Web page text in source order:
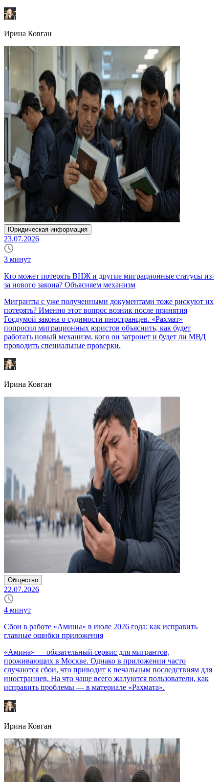
Ирина Ковган
Юридическая информация
23.07.2026
3 минут
Кто может потерять ВНЖ и другие миграционные статусы из-
за нового закона? Объясняем механизм
Мигранты с уже полученными документами тоже рискуют их
потерять? Именно этот вопрос возник после принятия
Госдумой закона о судимости иностранцев. «Рахмат»
попросил миграционных юристов объяснить, как будет
работать новый механизм, кого он затронет и будет ли МВД
проводить специальные проверки.
Ирина Ковган
Общество
22.07.2026
4 минут
Сбои в работе «Амины» в июле 2026 года: как исправить
главные ошибки приложения
«Амина» — обязательный сервис для мигрантов,
проживающих в Москве. Однако в приложении часто
случаются сбои, что приводит к печальным последствиям для
иностранцев. На что чаще всего жалуются пользователи, как
исправить проблемы — в материале «Рахмата».
Ирина Ковган